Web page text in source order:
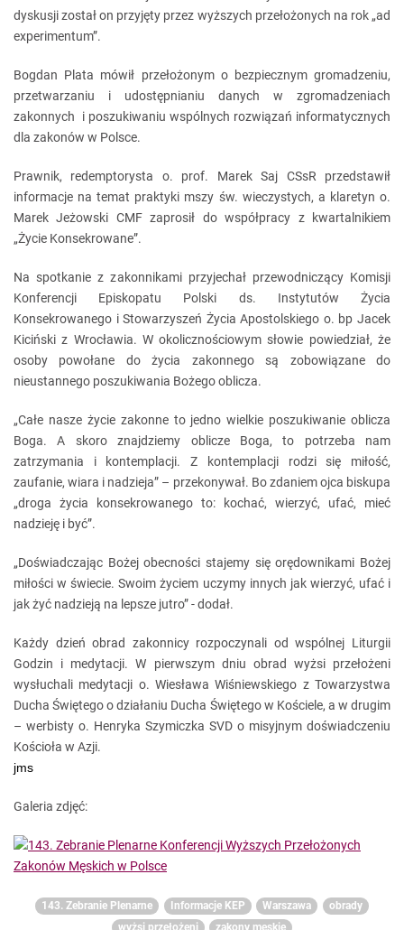
dyskusji został on przyjęty przez wyższych przełożonych na rok „ad
experimentum”.
Bogdan Plata mówił przełożonym o bezpiecznym gromadzeniu,
przetwarzaniu i udostępnianiu danych w zgromadzeniach
zakonnych i poszukiwaniu wspólnych rozwiązań informatycznych
dla zakonów w Polsce.
Prawnik, redemptorysta o. prof. Marek Saj CSsR przedstawił
informacje na temat praktyki mszy św. wieczystych, a klaretyn o.
Marek Jeżowski CMF zaprosił do współpracy z kwartalnikiem
„Życie Konsekrowane”.
Na spotkanie z zakonnikami przyjechał przewodniczący Komisji
Konferencji Episkopatu Polski ds. Instytutów Życia
Konsekrowanego i Stowarzyszeń Życia Apostolskiego o. bp Jacek
Kiciński z Wrocławia. W okolicznościowym słowie powiedział, że
osoby powołane do życia zakonnego są zobowiązane do
nieustannego poszukiwania Bożego oblicza.
„Całe nasze życie zakonne to jedno wielkie poszukiwanie oblicza
Boga. A skoro znajdziemy oblicze Boga, to potrzeba nam
zatrzymania i kontemplacji. Z kontemplacji rodzi się miłość,
zaufanie, wiara i nadzieja” – przekonywał. Bo zdaniem ojca biskupa
„droga życia konsekrowanego to: kochać, wierzyć, ufać, mieć
nadzieję i być”.
„Doświadczając Bożej obecności stajemy się orędownikami Bożej
miłości w świecie. Swoim życiem uczymy innych jak wierzyć, ufać i
jak żyć nadzieją na lepsze jutro” - dodał.
Każdy dzień obrad zakonnicy rozpoczynali od wspólnej Liturgii
Godzin i medytacji. W pierwszym dniu obrad wyżsi przełożeni
wysłuchali medytacji o. Wiesława Wiśniewskiego z Towarzystwa
Ducha Świętego o działaniu Ducha Świętego w Kościele, a w drugim
– werbisty o. Henryka Szymiczka SVD o misyjnym doświadczeniu
Kościoła w Azji.
jms
Galeria zdjęć:
143. Zebranie Plenarne Informacje KEP Warszawa
obrady